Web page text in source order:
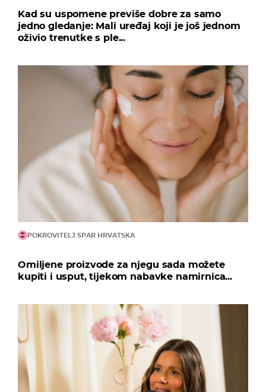
Kad su uspomene previše dobre za samo
jedno gledanje: Mali uređaj koji je još jednom
oživio trenutke s ple...
POKROVITELJ SPAR HRVATSKA
Omiljene proizvode za njegu sada možete
kupiti i usput, tijekom nabavke namirnica...